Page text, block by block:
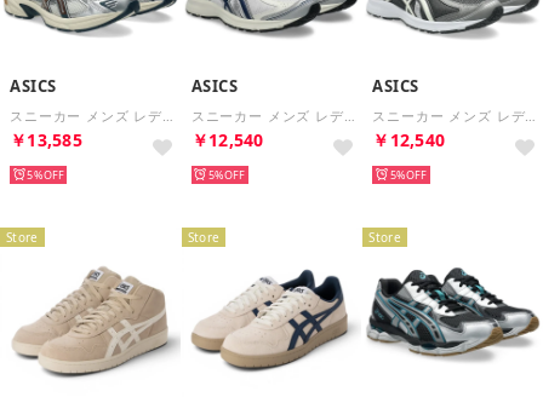
ASICS
スニーカー メンズ レディース 1203A609 asics GEL-1130 （ブラック）
￥13,585
5%
ASICS
スニーカー メンズ レディース 1203A684 asics JOG 100S （ホワイト）
￥12,540
5%
ASICS
スニーカー メンズ レディース 1203A684 asics JOG 100S （グレー）
￥12,540
5%
Store Store Store